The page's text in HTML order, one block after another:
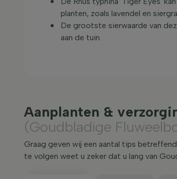
planten, zoals lavendel en
De grootste sierwaarde van
aan de tuin.
Aanplanten &
(Goudbladige
Graag geven wij een aantal tips
te volgen weet u zeker dat u lang van